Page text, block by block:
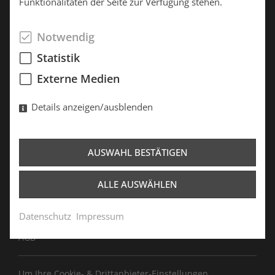
Showroom Süd
Chiemseestr. 65
83233 Bernau am Chiemsee
Tel.: +49 8051 9629767
Kontakt
Datenschutz
AGB
Notwendig
Statistik
Externe Medien
Details anzeigen/ausblenden
AUSWAHL BESTÄTIGEN
ALLE AUSWÄHLEN
Datenschutz Impressum